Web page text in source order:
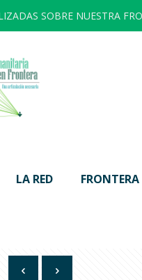
SOBRE NUESTRA
LA RED